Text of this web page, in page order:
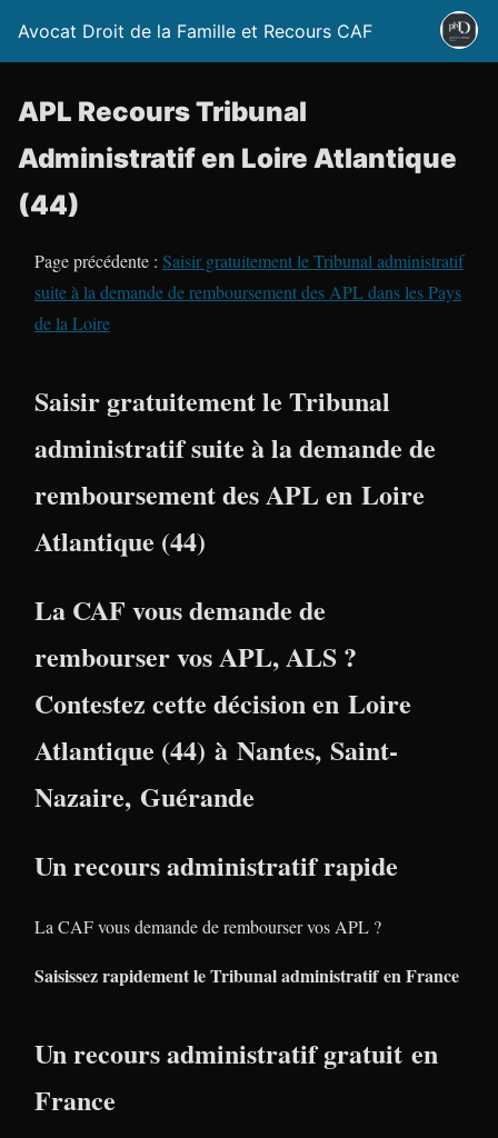
Avocat Droit de la Famille et Recours CAF
APL Recours Tribunal
Administratif en Loire Atlantique
(44)
Page précédente : Saisir gratuitement le Tribunal administratif
suite à la demande de remboursement des APL dans les Pays
de la Loire
Saisir gratuitement le Tribunal
administratif suite à la demande de
remboursement des APL en Loire
Atlantique (44)
La CAF vous demande de
rembourser vos APL, ALS ?
Contestez cette décision en Loire
Atlantique (44) à Nantes, Saint-
Nazaire, Guérande
Un recours administratif rapide
La CAF vous demande de rembourser vos APL ?
Saisissez rapidement le Tribunal administratif en France
Un recours administratif gratuit en
France